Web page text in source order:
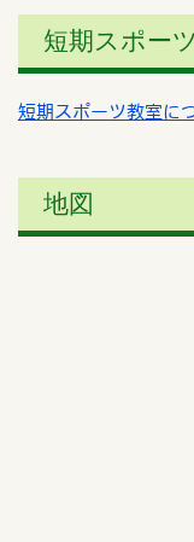
短期スポー
短期スポーツ教室に
地図